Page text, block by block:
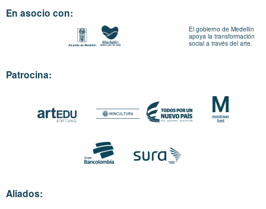
En asocio con:
El gobierno de Medellín
apoya la transformación
social a través del arte.
Patrocina:
Aliados: